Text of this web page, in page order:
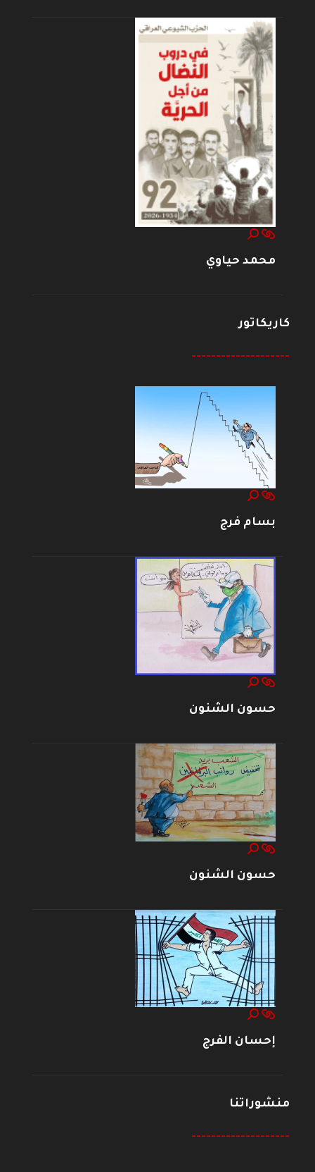
محمد حياوي
كاريكاتور
--------------------
بسام فرج
حسون الشنون
حسون الشنون
إحسان الفرج
منشوراتنا
--------------------